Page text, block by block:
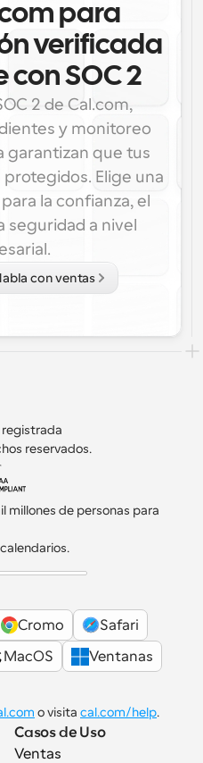
para
verificada
con SOC 2
2 de Cal.com,
y monitoreo
garantizan que tus
Elige una
la confianza, el
a nivel
con ventas
registrada
reservados.
millones de personas para
Cromo
Safari
MacOS
Ventanas
o visita cal.com/help.
Casos de Uso
Ventas